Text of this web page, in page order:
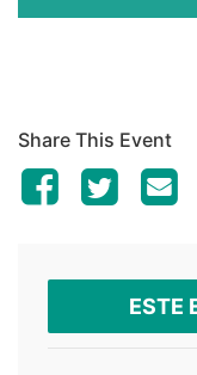
Share This Event
ESTE